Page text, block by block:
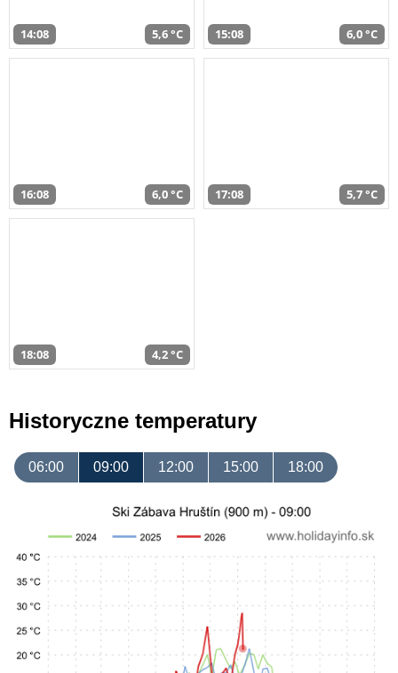
14:08 5,6 °C 15:08 6,0 °C
16:08 6,0 °C 17:08 5,7 °C
18:08 4,2 °C
Historyczne temperatury
06:00 09:00 12:00 15:00 18:00